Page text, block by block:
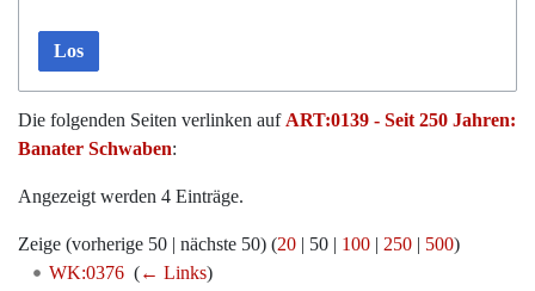
Los
Die folgenden Seiten verlinken auf ART:0139 - Seit 250 Jahren:
Banater Schwaben:
Angezeigt werden 4 Einträge.
Zeige (vorherige 50 | nächste 50) (20 | 50 | 100 | 250 | 500)
WK:0376‎ (← Links)